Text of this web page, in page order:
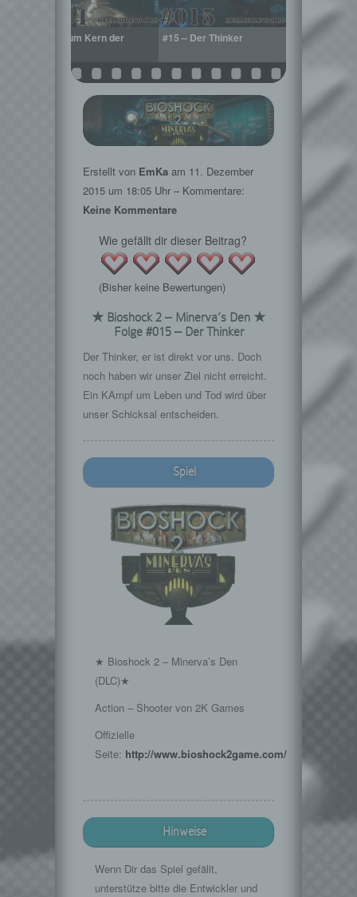
#14 – Zum Kern der
#15 – Der Thinker
Erstellt von EmKa am 11. Dezember
2015 um 18:05 Uhr – Kommentare:
Keine Kommentare
Wie gefällt dir dieser Beitrag?
(Bisher keine Bewertungen)
★ Bioshock 2 – Minerva’s Den ★
Folge #015 – Der Thinker
Der Thinker, er ist direkt vor uns. Doch
noch haben wir unser Ziel nicht erreicht.
Ein KAmpf um Leben und Tod wird über
unser Schicksal entscheiden.
Spiel
★ Bioshock 2 – Minerva’s Den
(DLC)★
Action – Shooter von 2K Games
Offizielle
Seite: http://www.bioshock2game.com/
Hinweise
Wenn Dir das Spiel gefällt,
unterstütze bitte die Entwickler und